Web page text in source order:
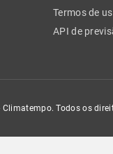
Termos de
API de
Todos os